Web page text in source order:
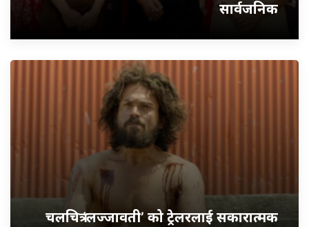
सार्वजनिक
चलचित्र ‘लज्जावती’ को ट्रेलरलाई सकारात्मक